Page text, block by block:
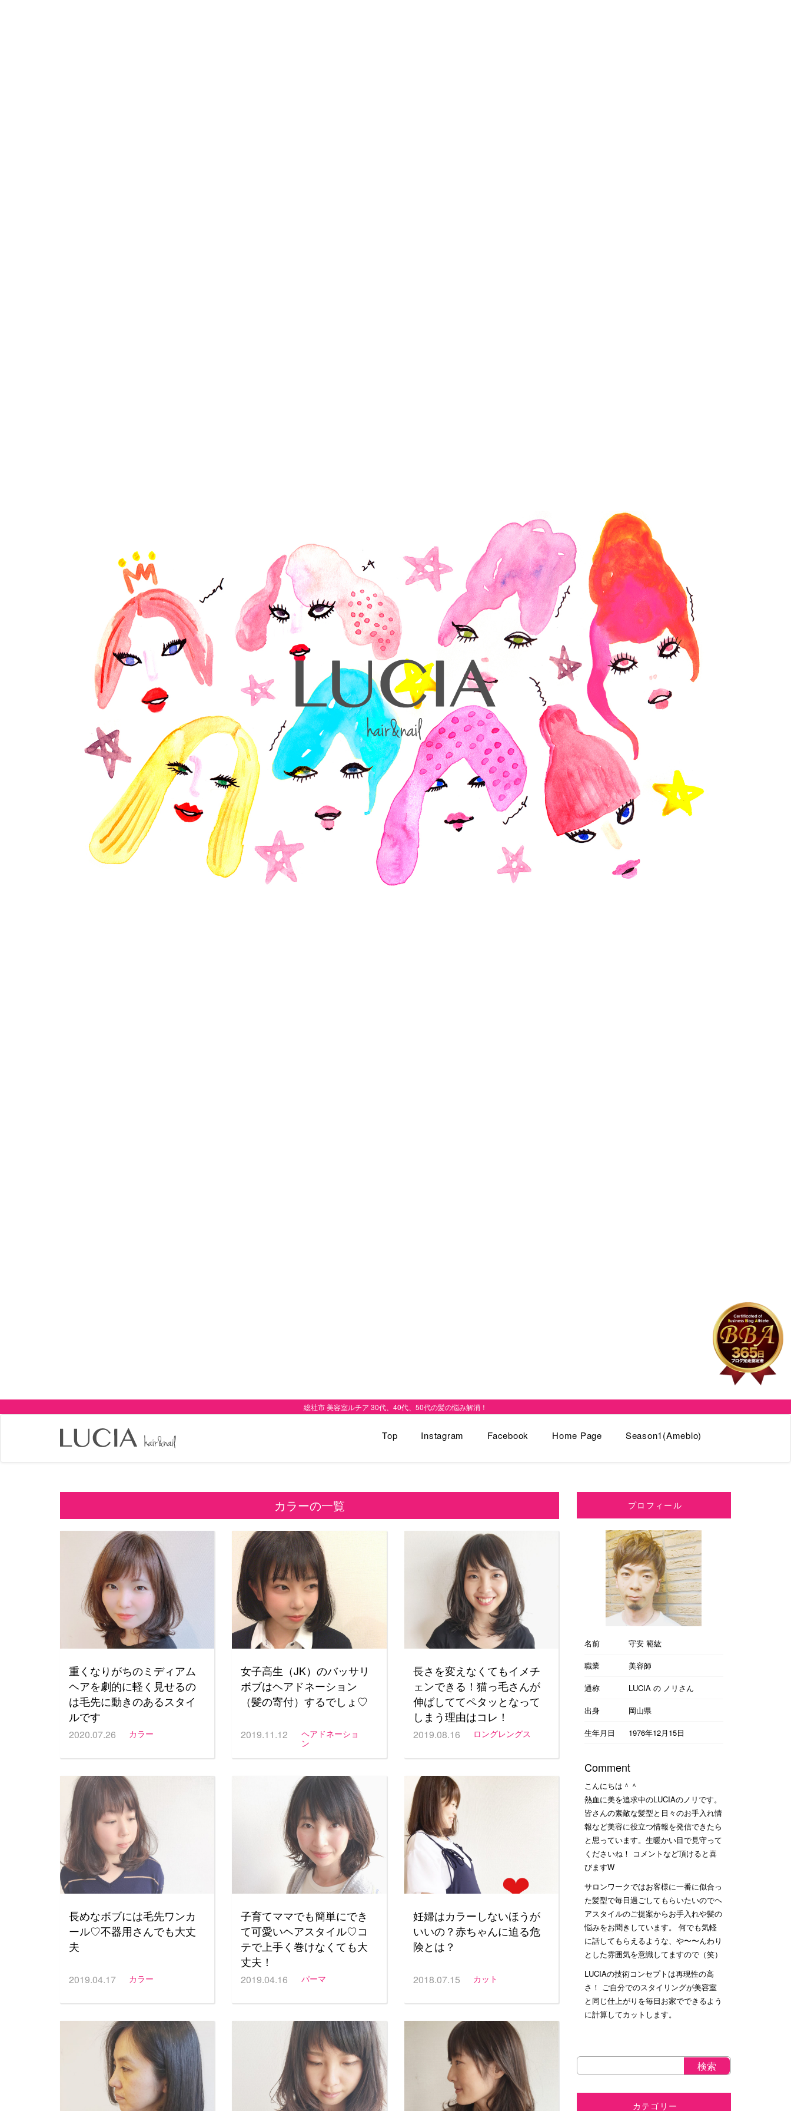
総社市 美容室ルチア 30代、40代、50代の髪の悩み解消！
Top Instagram Facebook Home Page Season1(Ameblo)
カラーの一覧
重くなりがちのミディアム
ヘアを劇的に軽く見せるの
は毛先に動きのあるスタイ
ルです
2020.07.26 カラー
女子高生（JK）のバッサリ
ボブはヘアドネーション
（髪の寄付）するでしょ♡
2019.11.12
ヘアドネーショ
ン
長さを変えなくてもイメチ
ェンできる！猫っ毛さんが
伸ばしててペタッとなって
しまう理由はコレ！
2019.08.16 ロングレングス
長めなボブには毛先ワンカ
ール♡不器用さんでも大丈
夫
2019.04.17 カラー
子育てママでも簡単にでき
て可愛いヘアスタイル♡コ
テで上手く巻けなくても大
丈夫！
2019.04.16 パーマ
妊婦はカラーしないほうが
いいの？赤ちゃんに迫る危
険とは？
2018.07.15 カット
プロフィール
名前
守安 範紘
職業
美容師
通称
LUCIA の ノリさん
出身
岡山県
生年月日
1976年12月15日
Comment
こんにちは＾＾
熱血に美を追求中のLUCIAのノリです。
皆さんの素敵な髪型と日々のお手入れ情
報など美容に役立つ情報を発信できたら
と思っています。生暖かい目で見守って
くださいね！ コメントなど頂けると喜
びますW
サロンワークではお客様に一番に似合っ
た髪型で毎日過ごしてもらいたいのでヘ
アスタイルのご提案からお手入れや髪の
悩みをお聞きしています。 何でも気軽
に話してもらえるような、や〜〜んわり
とした雰囲気を意識してますので（笑）
LUCIAの技術コンセプトは再現性の高
さ！ ご自分でのスタイリングが美容室
と同じ仕上がりを毎日お家でできるよう
に計算してカットします。
カテゴリー